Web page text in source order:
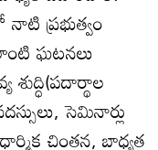
ప్రభుత్వం
ఘటనలు
శుద్ధి(పదార్థాల
సెమినార్లు
చింతన, బాధ్యత